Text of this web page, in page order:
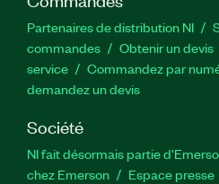
Partenaires de distribution NI
commandes
Obtenir un devis
service
Commandez par
demandez un devis
Société
NI fait désormais partie
chez Emerson
Espace presse